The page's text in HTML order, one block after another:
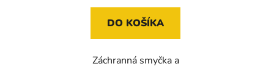
DO KOŠÍKA
Záchranná smyčka a